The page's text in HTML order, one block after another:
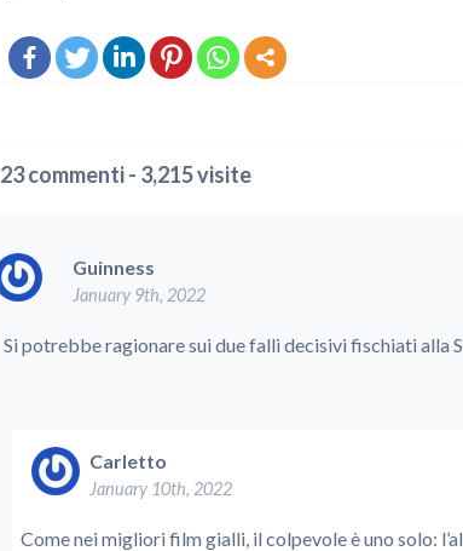
23 commenti - 3,215 visite
Guinness
January 9th, 2022
Si potrebbe ragionare sui due falli decisivi fischiati alla
Carletto
January 10th, 2022
Come nei migliori film gialli, il colpevole è uno solo: